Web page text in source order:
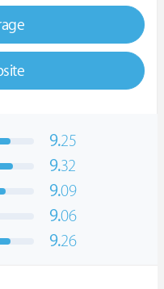
9.25
9.32
9.09
9.06
9.26